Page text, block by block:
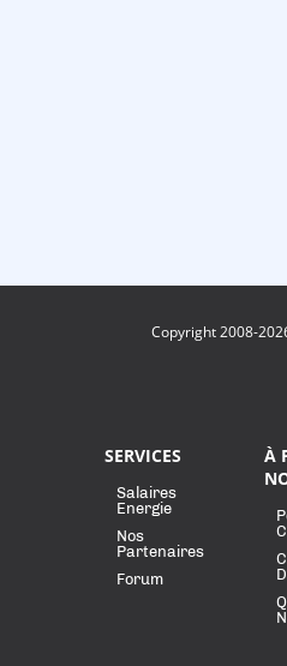
Copyright 2008-
SERVICES
Salaires
Energie
Nos
Partenaires
Forum
À